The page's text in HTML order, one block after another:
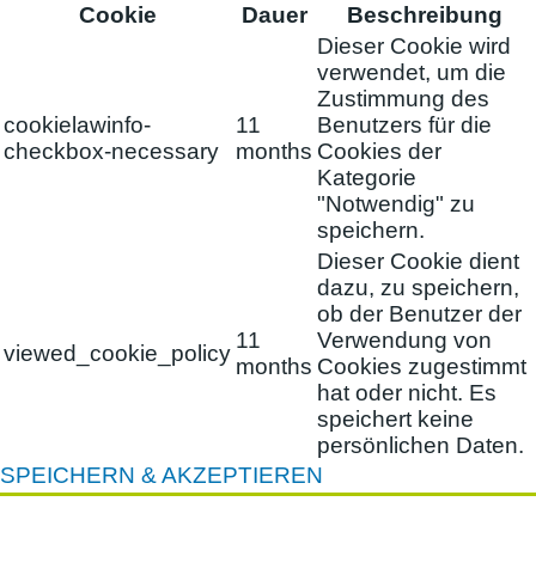
Cookie
Dauer Beschreibung
cookielawinfo-
checkbox-necessary
11
months
Dieser Cookie wird
verwendet, um die
Zustimmung des
Benutzers für die
Cookies der
Kategorie
"Notwendig" zu
speichern.
viewed_cookie_policy
11
months
Dieser Cookie dient
dazu, zu speichern,
ob der Benutzer der
Verwendung von
Cookies zugestimmt
hat oder nicht. Es
speichert keine
persönlichen Daten.
SPEICHERN & AKZEPTIEREN